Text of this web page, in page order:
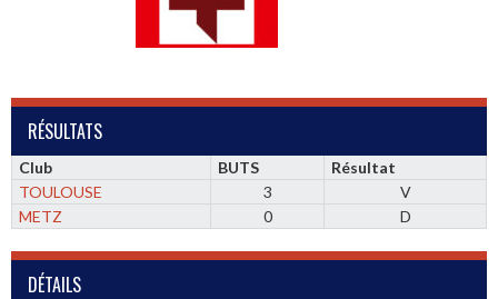
RÉSULTATS
Club BUTS
Résultat
TOULOUSE
3
V
METZ
0 D
DÉTAILS